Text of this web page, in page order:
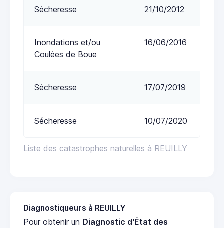
Liste des catastrophes naturelles à REUILLY
Sécheresse 21/10/2012
Inondations et/ou
Coulées de Boue
16/06/2016
Sécheresse 17/07/2019
Sécheresse 10/07/2020
Diagnostiqueurs à REUILLY
Pour obtenir un Diagnostic d'État des